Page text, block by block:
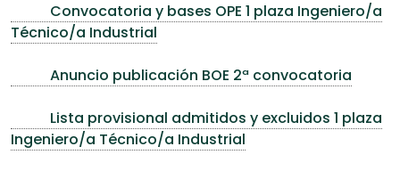
Convocatoria y bases OPE 1 plaza Ingeniero/a
Técnico/a Industrial
Anuncio publicación BOE 2ª convocatoria
Lista provisional admitidos y excluidos 1 plaza
Ingeniero/a Técnico/a Industrial